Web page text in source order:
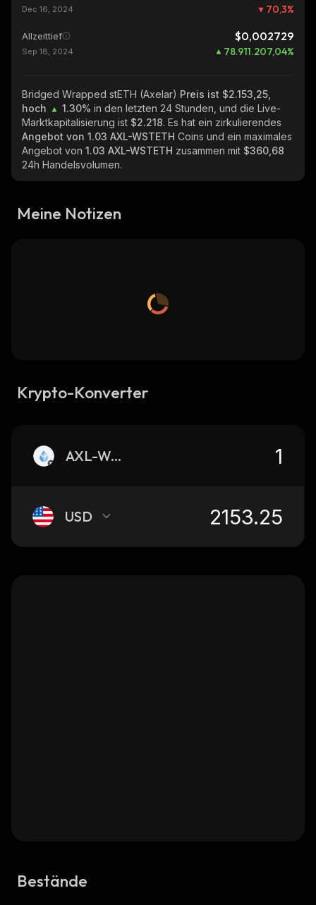
Dec 16, 2024 70,3%
Allzeittief $0,002729
Sep 18, 2024 78.911.207,04%
Bridged Wrapped stETH (Axelar) Preis ist $2.153,25,
hoch
1.30% in den letzten 24 Stunden, und die Live-
Marktkapitalisierung ist $2.218. Es hat ein zirkulierendes
Angebot von 1.03 AXL-WSTETH Coins und ein maximales
Angebot von 1.03 AXL-WSTETH zusammen mit $360,68
24h Handelsvolumen.
Meine Notizen
Krypto-Konverter
AXL-WSTETH
USD
Bestände